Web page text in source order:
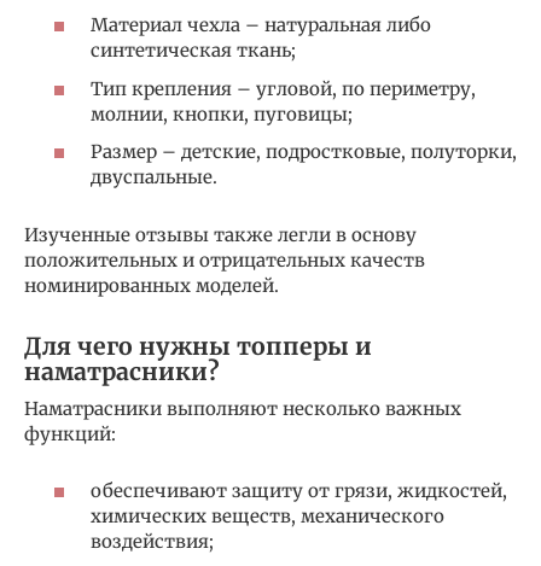
Материал чехла – натуральная либо
синтетическая ткань;
Тип крепления – угловой, по периметру,
молнии, кнопки, пуговицы;
Размер – детские, подростковые, полуторки,
двуспальные.
Изученные отзывы также легли в основу
положительных и отрицательных качеств
номинированных моделей.
Для чего нужны топперы и
наматрасники?
Наматрасники выполняют несколько важных
функций:
обеспечивают защиту от грязи, жидкостей,
химических веществ, механического
воздействия;